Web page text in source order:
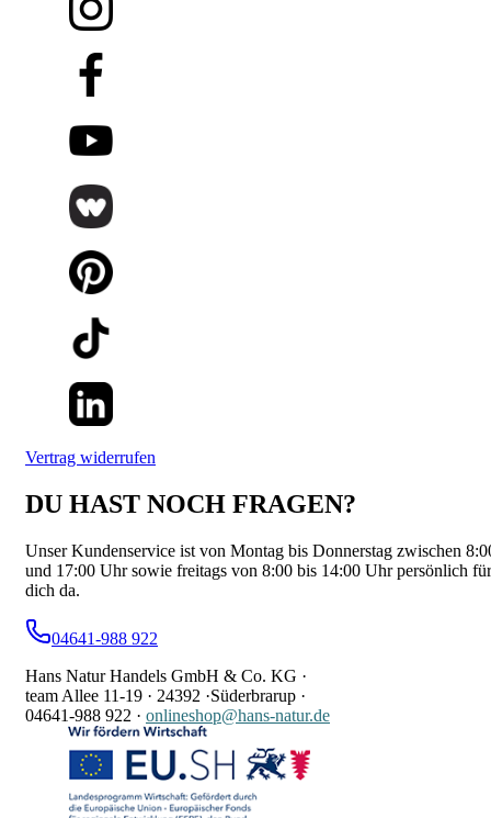
Vertrag widerrufen
DU HAST NOCH FRAGEN?
Unser Kundenservice ist von Montag bis Donnerstag zwischen
und 17:00 Uhr sowie freitags von 8:00 bis 14:00 Uhr persönlich für
dich da.
04641-988 922
Hans Natur Handels GmbH & Co. KG ·
team Allee 11-19 · 24392 ·Süderbrarup ·
04641-988 922 · onlineshop@hans-natur.de